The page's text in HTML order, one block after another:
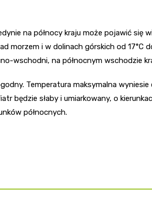
na północy kraju może pojawić się
morzem i w dolinach górskich od 17°C
wschodni, na północnym wschodzie
Temperatura maksymalna wyniesie
będzie słaby i umiarkowany, o
północnych.